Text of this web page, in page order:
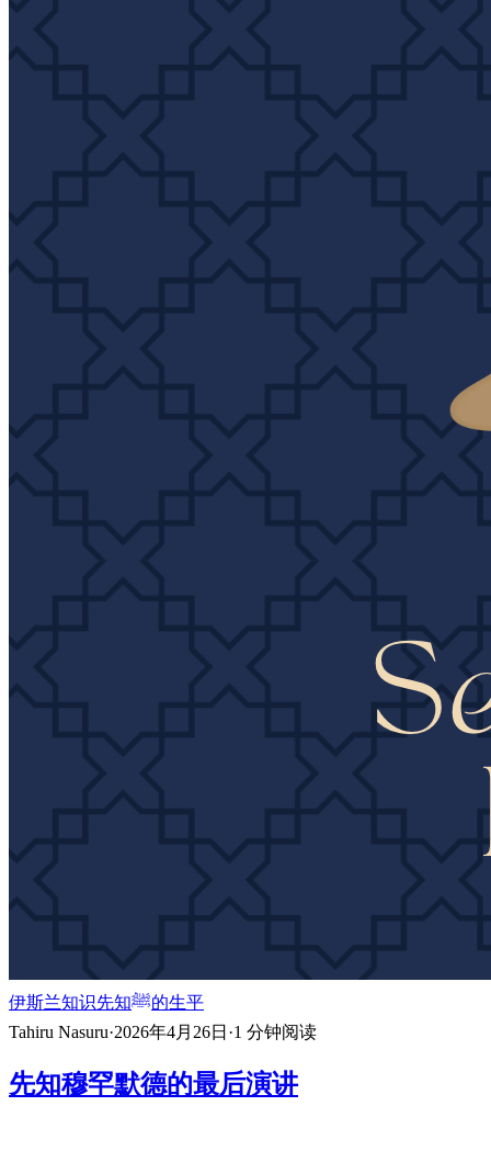
伊斯兰知识
先知ﷺ的生平
Tahiru Nasuru·2026年4月26日 ·1 分钟阅读
先知穆罕默德的最后演讲